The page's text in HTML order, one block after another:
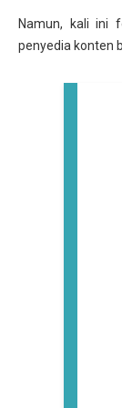
Namun, kali ini
penyedia konten